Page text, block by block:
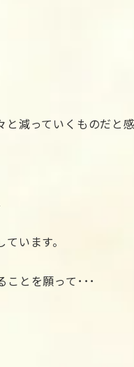
減っていくものだと感
います。
とを願って･･･